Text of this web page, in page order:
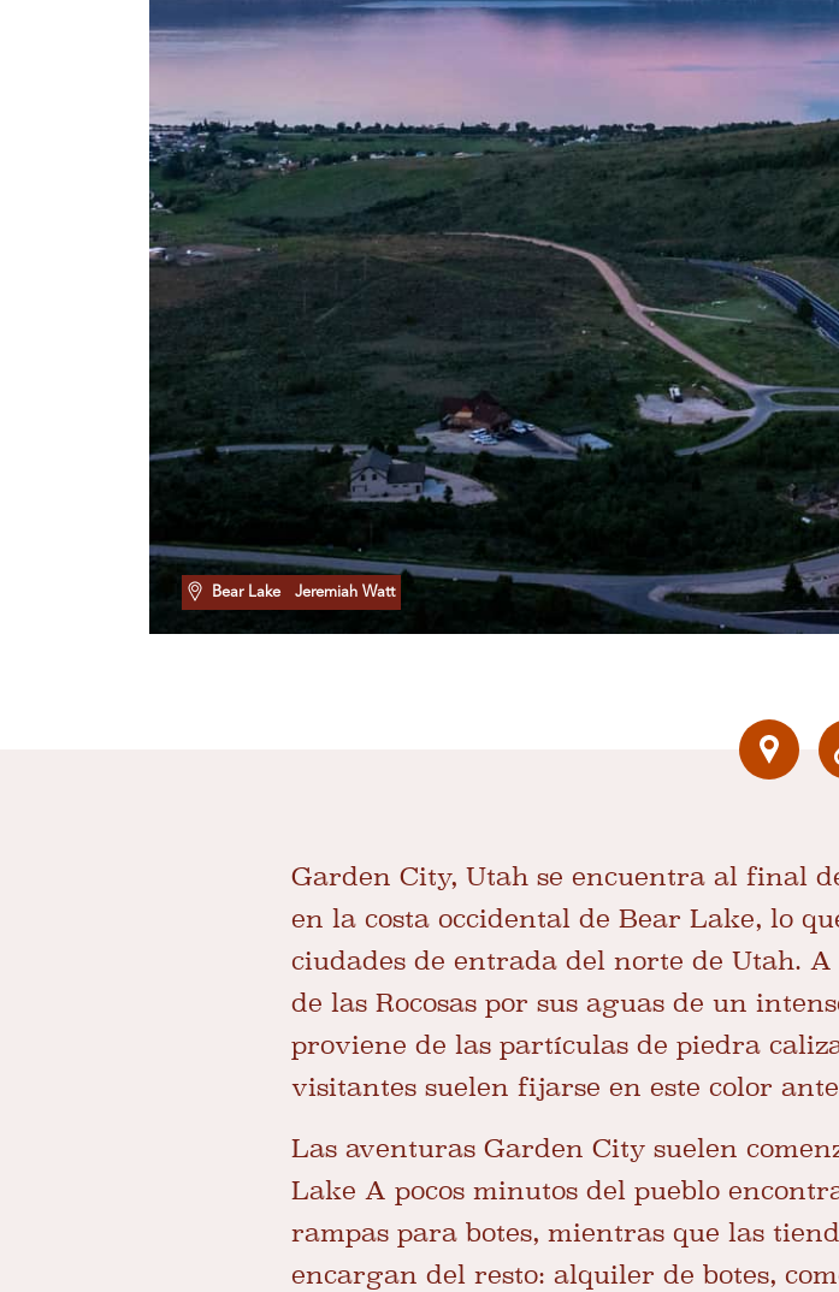
Bear Lake Jeremiah Watt
Garden City, Utah se encuentra al final
en la costa occidental de Bear Lake, lo
ciudades de entrada del norte de Utah.
de las Rocosas por sus aguas de un
proviene de las partículas de piedra
visitantes suelen fijarse en este color
Las aventuras Garden City suelen
Lake A pocos minutos del pueblo
rampas para botes, mientras que las
encargan del resto: alquiler de botes,